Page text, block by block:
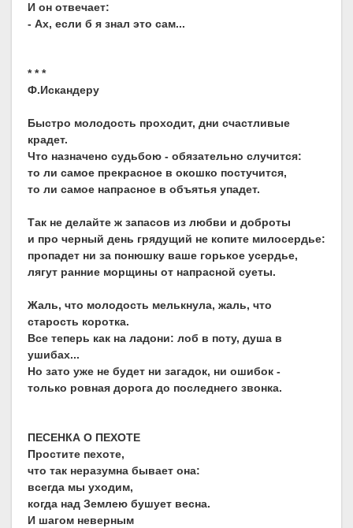
И он отвечает:
- Ах, если б я знал это сам...
* * *
Ф.Искандеру
Быстро молодость проходит, дни счастливые
крадет.
Что назначено судьбою - обязательно случится:
то ли самое прекрасное в окошко постучится,
то ли самое напрасное в объятья упадет.
Так не делайте ж запасов из любви и доброты
и про черный день грядущий не копите милосердье:
пропадет ни за понюшку ваше горькое усердье,
лягут ранние морщины от напрасной суеты.
Жаль, что молодость мелькнула, жаль, что
старость коротка.
Все теперь как на ладони: лоб в поту, душа в
ушибах...
Но зато уже не будет ни загадок, ни ошибок -
только ровная дорога до последнего звонка.
ПЕСЕНКА О ПЕХОТЕ
Простите пехоте,
что так неразумна бывает она:
всегда мы уходим,
когда над Землею бушует весна.
И шагом неверным